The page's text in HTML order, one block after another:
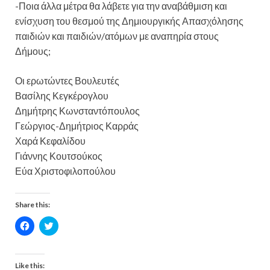
-Ποια άλλα μέτρα θα λάβετε για την αναβάθμιση και
ενίσχυση του θεσμού της Δημιουργικής Απασχόλησης
παιδιών και παιδιών/ατόμων με αναπηρία στους
Δήμους;
Οι ερωτώντες Βουλευτές
Βασίλης Κεγκέρογλου
Δημήτρης Κωνσταντόπουλος
Γεώργιος-Δημήτριος Καρράς
Χαρά Κεφαλίδου
Γιάννης Κουτσούκος
Εύα Χριστοφιλοπούλου
Share this:
C
l
k
t
C
l
Like this: